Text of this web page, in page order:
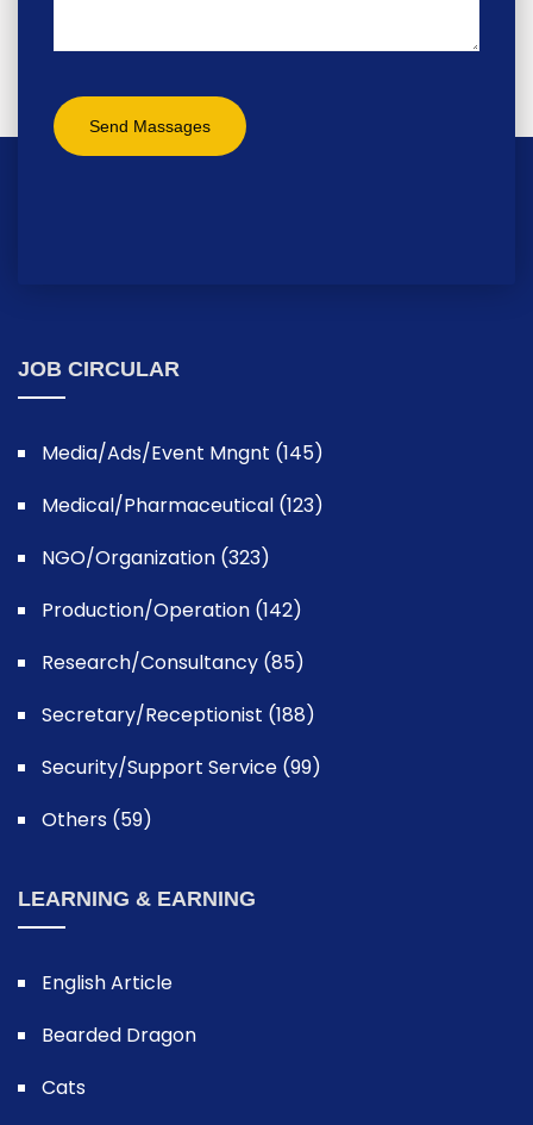
JOB CIRCULAR
Media/Ads/Event Mngnt (145)
Medical/Pharmaceutical (123)
NGO/Organization (323)
Production/Operation (142)
Research/Consultancy (85)
Secretary/Receptionist (188)
Security/Support Service (99)
Others (59)
LEARNING & EARNING
English Article
Bearded Dragon
Cats